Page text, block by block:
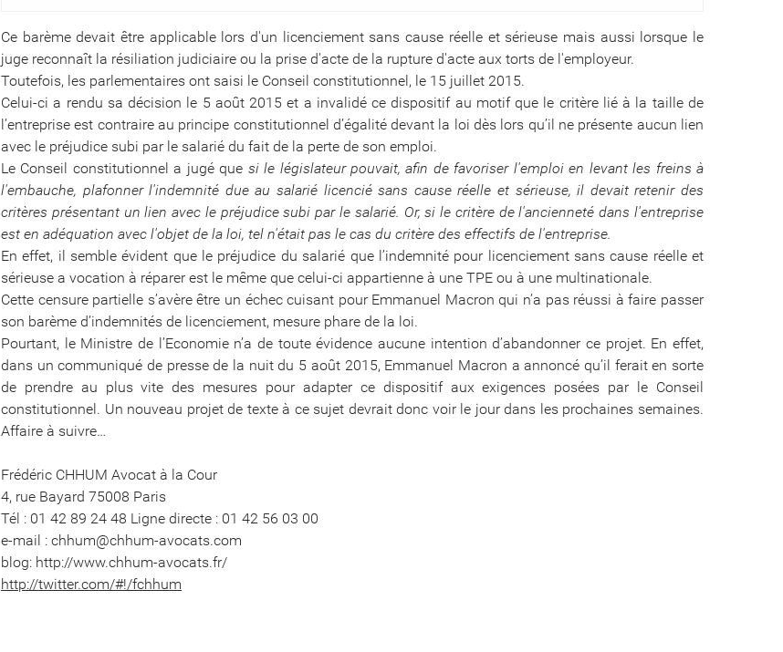
Ce barème devait être applicable lors d'un licenciement sans cause réelle et sérieuse mais aussi lorsque le
juge reconnaît la résiliation judiciaire ou la prise d'acte de la rupture d'acte aux torts de l'employeur.
Toutefois, les parlementaires ont saisi le Conseil constitutionnel, le 15 juillet 2015.
Celui-ci a rendu sa décision le 5 août 2015 et a invalidé ce dispositif au motif que le critère lié à la taille de
l’entreprise est contraire au principe constitutionnel d’égalité devant la loi dès lors qu’il ne présente aucun lien
avec le préjudice subi par le salarié du fait de la perte de son emploi.
Le Conseil constitutionnel a jugé que si le législateur pouvait, afin de favoriser l'emploi en levant les freins à
l'embauche, plafonner l'indemnité due au salarié licencié sans cause réelle et sérieuse, il devait retenir des
critères présentant un lien avec le préjudice subi par le salarié. Or, si le critère de l'ancienneté dans l'entreprise
est en adéquation avec l'objet de la loi, tel n'était pas le cas du critère des effectifs de l'entreprise.
En effet, il semble évident que le préjudice du salarié que l’indemnité pour licenciement sans cause réelle et
sérieuse a vocation à réparer est le même que celui-ci appartienne à une TPE ou à une multinationale.
Cette censure partielle s’avère être un échec cuisant pour Emmanuel Macron qui n’a pas réussi à faire passer
son barème d’indemnités de licenciement, mesure phare de la loi.
Pourtant, le Ministre de l’Economie n’a de toute évidence aucune intention d’abandonner ce projet. En effet,
dans un communiqué de presse de la nuit du 5 août 2015, Emmanuel Macron a annoncé qu’il ferait en sorte
de prendre au plus vite des mesures pour adapter ce dispositif aux exigences posées par le Conseil
constitutionnel. Un nouveau projet de texte à ce sujet devrait donc voir le jour dans les prochaines semaines.
Affaire à suivre…
Frédéric CHHUM Avocat à la Cour
4, rue Bayard 75008 Paris
Tél : 01 42 89 24 48 Ligne directe : 01 42 56 03 00
e-mail : chhum@chhum-avocats.com
blog: http://www.chhum-avocats.fr/
http://twitter.com/#!/fchhum